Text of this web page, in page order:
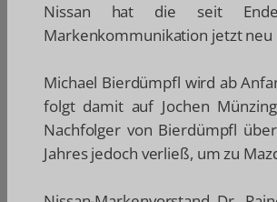
Nissan hat die seit
Markenkommunikation jetzt
Michael Bierdümpfl wird ab
folgt damit auf Jochen
Nachfolger von Bierdümpfl
Jahres jedoch verließ, um zu